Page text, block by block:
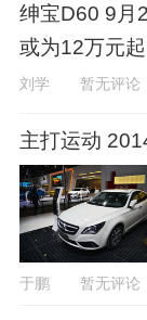
绅宝D60 9月
或为12万元起
刘学 暂无评论
主打运动
于鹏 暂无评论